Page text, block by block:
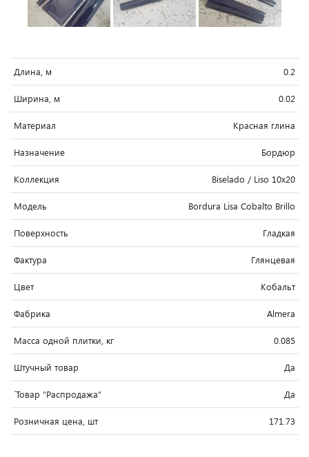
Длина, м 0.2
Ширина, м 0.02
Материал Красная глина
Назначение Бордюр
Коллекция Biselado / Liso 10x20
Модель Bordura Lisa Cobalto Brillo
Поверхность Гладкая
Фактура Глянцевая
Цвет Кобальт
Фабрика Almera
Масса одной плитки, кг 0.085
Штучный товар Да
`Товар "Распродажа" Да
Розничная цена, шт 171.73